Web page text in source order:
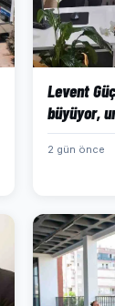
Levent
büyüyor,
2 gün önce